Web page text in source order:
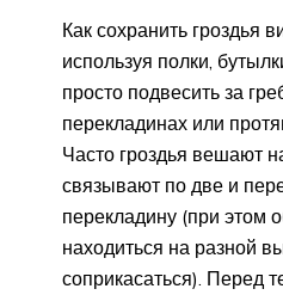
Как сохранить гроздья
используя полки,
просто подвесить за
перекладинах или
Часто гроздья вешают
связывают по две и
перекладину (при этом
находиться на разной
соприкасаться). Перед